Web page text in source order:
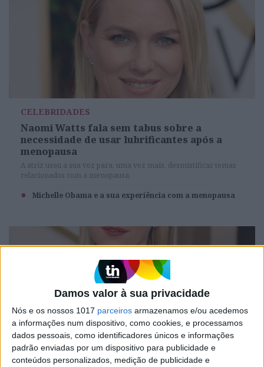
Damos valor à sua privacidade
Nós e os nossos 1017 parceiros armazenamos e/ou acedemos
a informações num dispositivo, como cookies, e processamos
dados pessoais, como identificadores únicos e informações
padrão enviadas por um dispositivo para publicidade e
conteúdos personalizados, medição de publicidade e
CELEBRIDADES
Naomi Watts fala sem tabus sobre a
necessidade de usar lubrificantes após a
menopausa
A atriz usou a sua voz para, uma vez mais, desmistificar temas
relacionados com a menopausa.
Michelle Obama e a sua experiência com a menopausa
CELEBRIDADES